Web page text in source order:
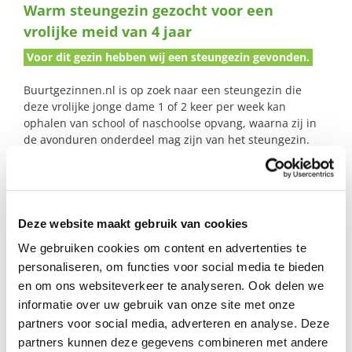
Deze website maakt gebruik van cookies
We gebruiken cookies om content en advertenties te
personaliseren, om functies voor social media te bieden
en om ons websiteverkeer te analyseren. Ook delen we
informatie over uw gebruik van onze site met onze
partners voor social media, adverteren en analyse. Deze
partners kunnen deze gegevens combineren met andere
naar:
Warm steungezin gezocht voor een
vrolijke meid van 4 jaar
Voor dit gezin hebben wij een steungezin gevonden.
Buurtgezinnen.nl is op zoek naar een steungezin die
deze vrolijke jonge dame 1 of 2 keer per week kan
ophalen van school of naschoolse opvang, waarna zij in
de avonduren onderdeel mag zijn van het steungezin.
Deze vrolijke meid is dol op knutselen, spelletjes en
avonduren. Zij kan door haar geringe netwerk een
dochter eens a twee keer per week over neemt.
Profiel steungezin